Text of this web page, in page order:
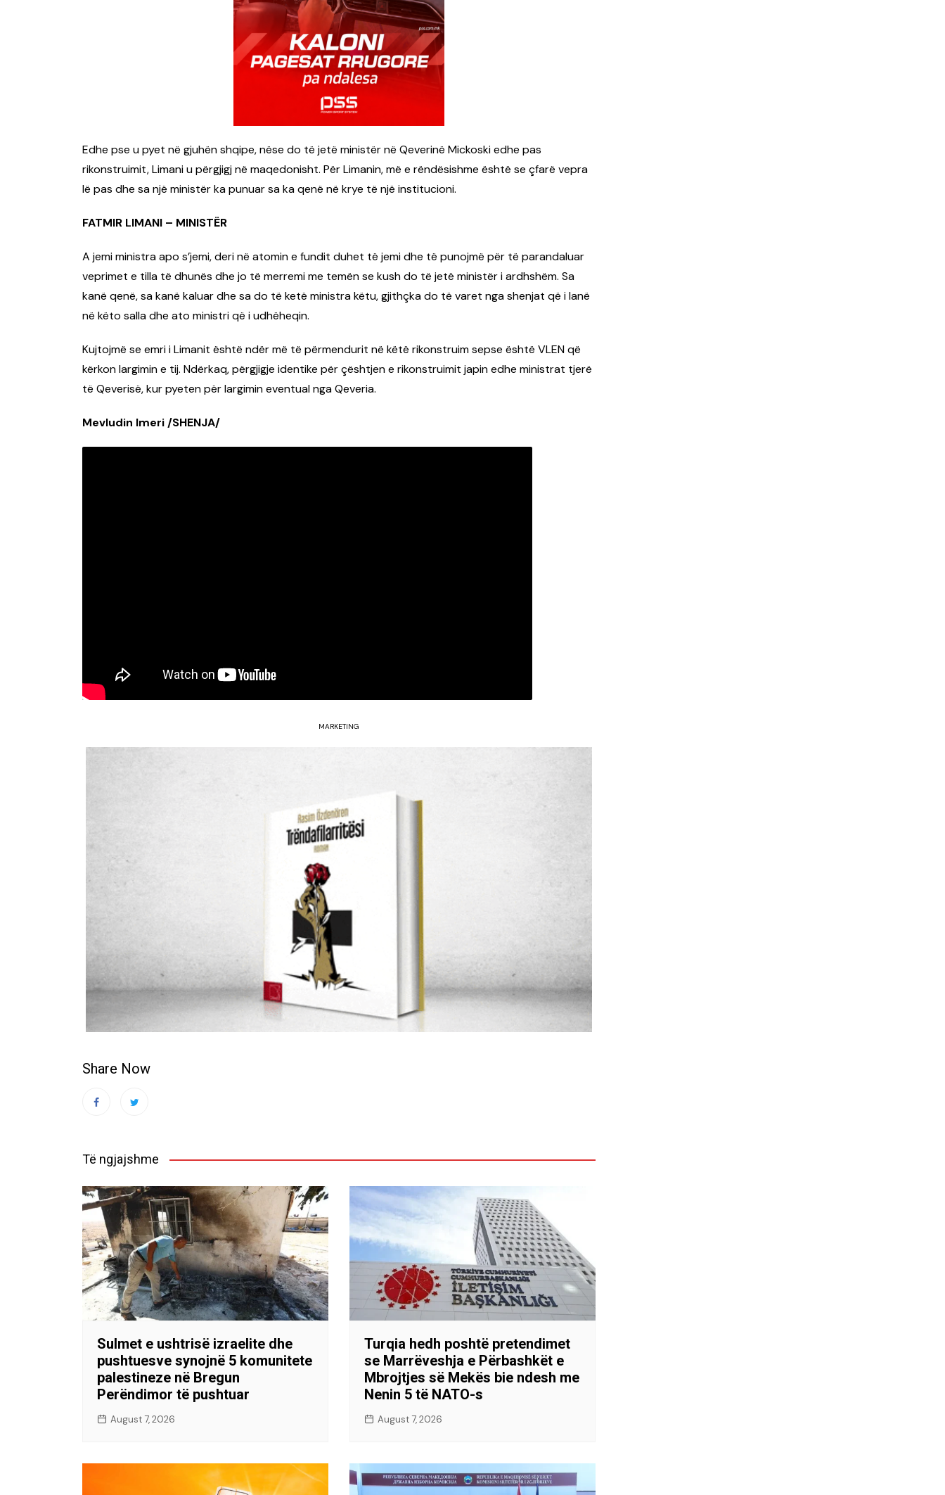
Edhe pse u pyet në gjuhën shqipe, nëse do të jetë ministër në Qeverinë Mickoski edhe pas
rikonstruimit, Limani u përgjigj në maqedonisht. Për Limanin, më e rëndësishme është se çfarë vepra
lë pas dhe sa një ministër ka punuar sa ka qenë në krye të një institucioni.
FATMIR LIMANI – MINISTËR
A jemi ministra apo s’jemi, deri në atomin e fundit duhet të jemi dhe të punojmë për të parandaluar
veprimet e tilla të dhunës dhe jo të merremi me temën se kush do të jetë ministër i ardhshëm. Sa
kanë qenë, sa kanë kaluar dhe sa do të ketë ministra këtu, gjithçka do të varet nga shenjat që i lanë
në këto salla dhe ato ministri që i udhëheqin.
Kujtojmë se emri i Limanit është ndër më të përmendurit në këtë rikonstruim sepse është VLEN që
kërkon largimin e tij. Ndërkaq, përgjigje identike për çështjen e rikonstruimit japin edhe ministrat tjerë
të Qeverisë, kur pyeten për largimin eventual nga Qeveria.
Mevludin Imeri /SHENJA/
MARKETING
Share Now
Të ngjajshme
Sulmet e ushtrisë izraelite dhe
pushtuesve synojnë 5 komunitete
palestineze në Bregun
Perëndimor të pushtuar
August 7, 2026
Turqia hedh poshtë pretendimet
se Marrëveshja e Përbashkët e
Mbrojtjes së Mekës bie ndesh me
Nenin 5 të NATO-s
August 7, 2026